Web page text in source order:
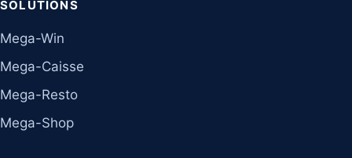
SOLUTIONS
Mega-Win
Mega-Caisse
Mega-Resto
Mega-Shop